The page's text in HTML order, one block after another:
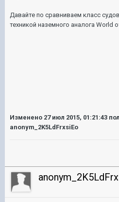
Давайте по сравниваем класс
техникой наземного аналога World
Изменено 27 июл 2015, 01:21:43
anonym_2K5LdFrxsiEo